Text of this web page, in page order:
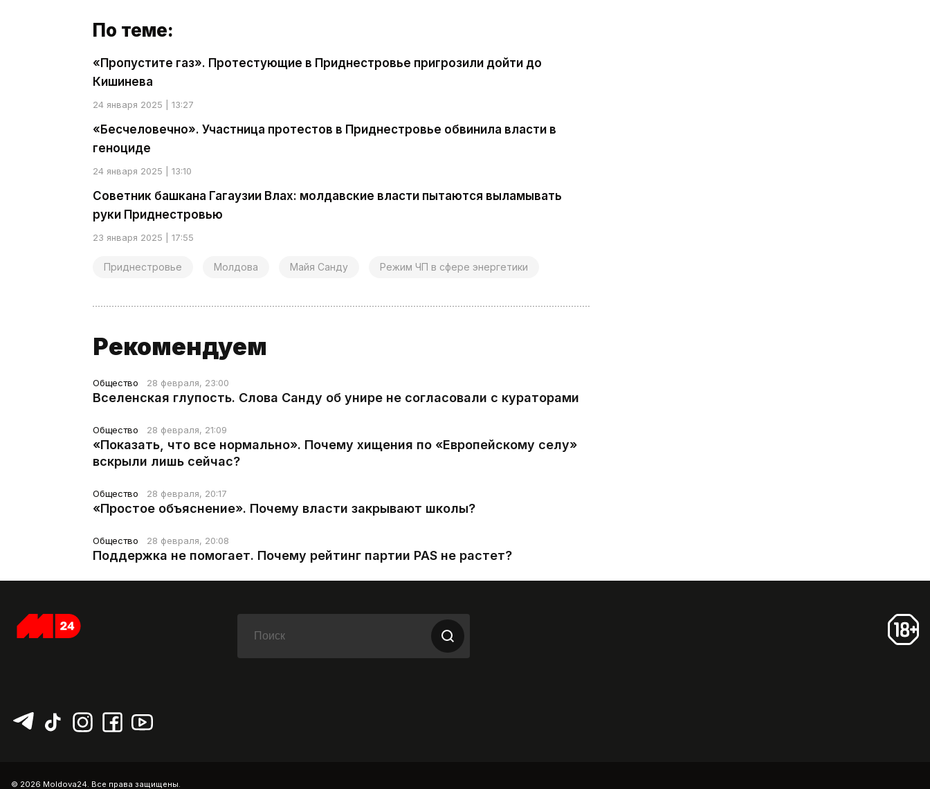
По теме:
«Пропустите газ». Протестующие в Приднестровье пригрозили дойти до
Кишинева
24 января 2025 | 13:27
«Бесчеловечно». Участница протестов в Приднестровье обвинила власти в
геноциде
24 января 2025 | 13:10
Советник башкана Гагаузии Влах: молдавские власти пытаются выламывать
руки Приднестровью
23 января 2025 | 17:55
Приднестровье Молдова Майя Санду Режим ЧП в сфере энергетики
Рекомендуем
Общество 28 февраля, 23:00
Вселенская глупость. Слова Санду об унире не согласовали с кураторами
Общество 28 февраля, 21:09
«Показать, что все нормально». Почему хищения по «Европейскому селу»
вскрыли лишь сейчас?
Общество 28 февраля, 20:17
«Простое объяснение». Почему власти закрывают школы?
Общество 28 февраля, 20:08
Поддержка не помогает. Почему рейтинг партии PAS не растет?
© 2026 Moldova24. Все права защищены.